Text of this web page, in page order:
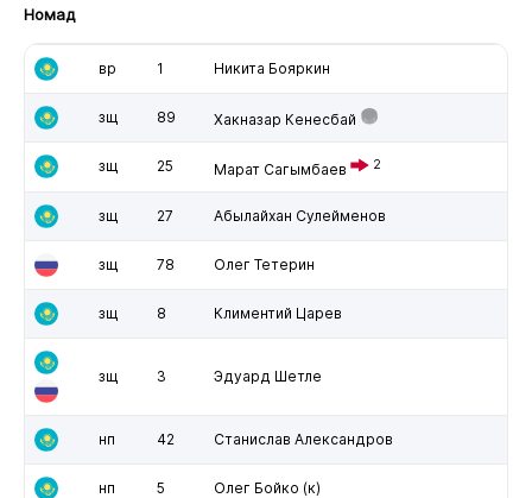
Номад
вр 1 Никита Бояркин
зщ 89 Хакназар Кенесбай
зщ 25 Марат Сагымбаев 2
зщ 27 Абылайхан Сулейменов
зщ 78 Олег Тетерин
зщ 8 Климентий Царев
зщ 3 Эдуард Шетле
нп 42 Станислав Александров
нп 5 Олег Бойко (к)